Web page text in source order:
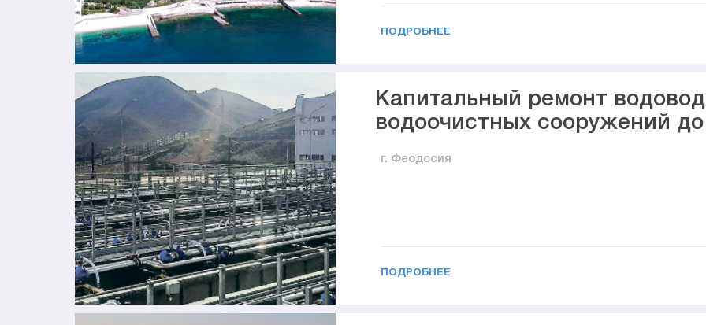
ПОДРОБНЕЕ
Капитальный ремонт
водоочистных сооружений
г. Феодосия
ПОДРОБНЕЕ